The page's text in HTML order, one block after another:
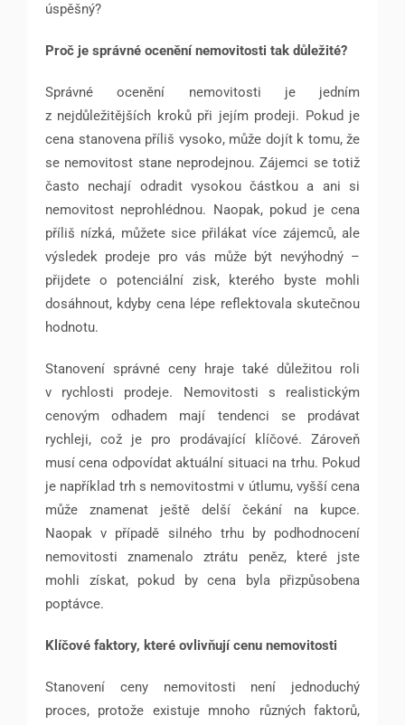
úspěšný?
Proč je správné ocenění nemovitosti tak důležité?
Správné ocenění nemovitosti je jedním
z nejdůležitějších kroků při jejím prodeji. Pokud je
cena stanovena příliš vysoko, může dojít k tomu, že
se nemovitost stane neprodejnou. Zájemci se totiž
často nechají odradit vysokou částkou a ani si
nemovitost neprohlédnou. Naopak, pokud je cena
příliš nízká, můžete sice přilákat více zájemců, ale
výsledek prodeje pro vás může být nevýhodný –
přijdete o potenciální zisk, kterého byste mohli
dosáhnout, kdyby cena lépe reflektovala skutečnou
hodnotu.
Stanovení správné ceny hraje také důležitou roli
v rychlosti prodeje. Nemovitosti s realistickým
cenovým odhadem mají tendenci se prodávat
rychleji, což je pro prodávající klíčové. Zároveň
musí cena odpovídat aktuální situaci na trhu. Pokud
je například trh s nemovitostmi v útlumu, vyšší cena
může znamenat ještě delší čekání na kupce.
Naopak v případě silného trhu by podhodnocení
nemovitosti znamenalo ztrátu peněz, které jste
mohli získat, pokud by cena byla přizpůsobena
poptávce.
Klíčové faktory, které ovlivňují cenu nemovitosti
Stanovení ceny nemovitosti není jednoduchý
proces, protože existuje mnoho různých faktorů,